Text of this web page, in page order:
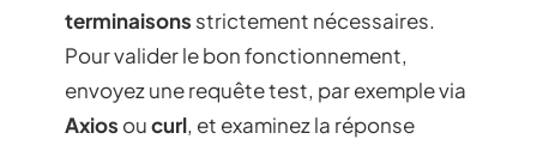
terminaisons strictement nécessaires.
Pour valider le bon fonctionnement,
envoyez une requête test, par exemple via
Axios oucurl, et examinez la réponse